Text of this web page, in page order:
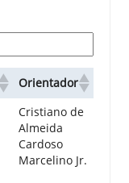
Orientador
Cristiano de
Almeida
Cardoso
Marcelino Jr.